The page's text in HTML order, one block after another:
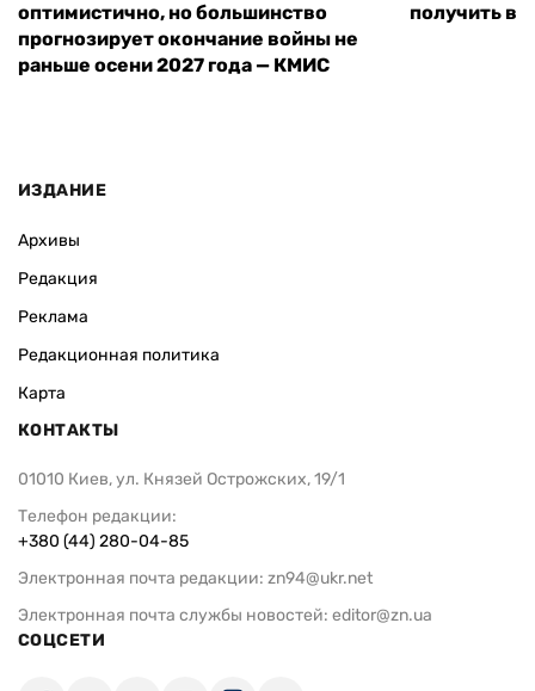
оптимистично, но большинство
прогнозирует окончание войны не
раньше осени 2027 года — КМИС
получить
ИЗДАНИЕ
Архивы
Редакция
Реклама
Редакционная политика
Карта
КОНТАКТЫ
01010 Киев, ул. Князей Острожских, 19/1
Телефон редакции:
+380 (44) 280-04-85
Электронная почта редакции: zn94@ukr.net
Электронная почта службы новостей: editor@zn.ua
СОЦСЕТИ